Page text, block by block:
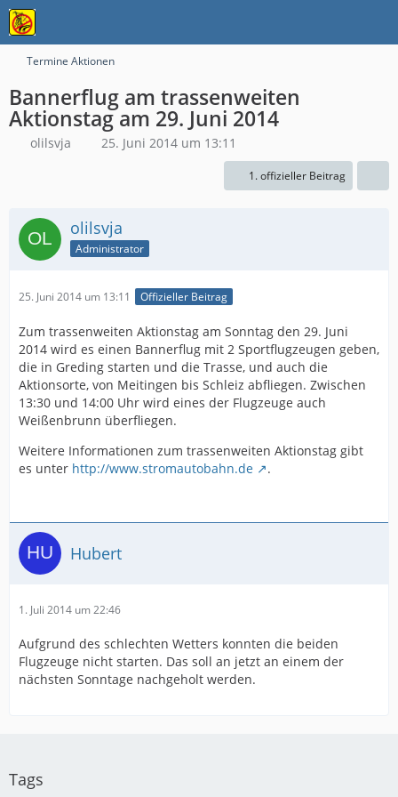
Termine Aktionen
Bannerflug am trassenweiten
Aktionstag am 29. Juni 2014
olilsvja 25. Juni 2014 um 13:11
1. offizieller Beitrag
olilsvja
Administrator
25. Juni 2014 um 13:11 Offizieller Beitrag
Zum trassenweiten Aktionstag am Sonntag den 29. Juni
2014 wird es einen Bannerflug mit 2 Sportflugzeugen geben,
die in Greding starten und die Trasse, und auch die
Aktionsorte, von Meitingen bis Schleiz abfliegen. Zwischen
13:30 und 14:00 Uhr wird eines der Flugzeuge auch
Weißenbrunn überfliegen.
Weitere Informationen zum trassenweiten Aktionstag gibt
es unter http://www.stromautobahn.de .
Hubert
1. Juli 2014 um 22:46
Aufgrund des schlechten Wetters konnten die beiden
Flugzeuge nicht starten. Das soll an jetzt an einem der
nächsten Sonntage nachgeholt werden.
Tags